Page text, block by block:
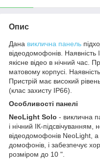
Опис
Дана виклична панель
відеодомофонів. Наявність
якісне відео в нічний час.
матовому корпусі.
Пристрій має високий
(клас захисту IP66).
Особливості панелі
NeoLight Solo - виклична
і нічний ІК-підсвічуванням,
відеодомофонів NeoLight,
домофонів, і забезпечує
розміром до 10 ".